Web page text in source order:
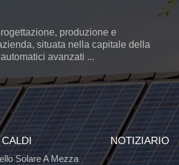
produzione e
situata nella capitale della
avanzati ...
Solare A Mezza
NOTIZIARIO